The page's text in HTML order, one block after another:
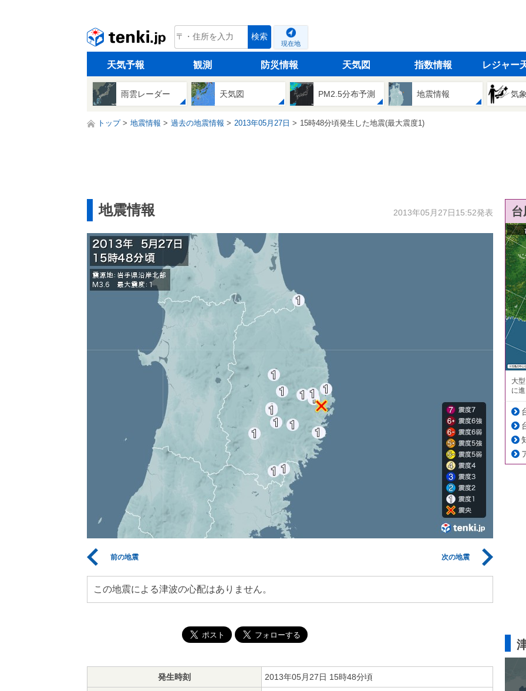
tenki.jp 検索
現在地
天気予報 観測 防災情報 天気図 指数情報 レジャー
雨雲レーダー 天気図 PM2.5分布予測 地震情報 気
トップ 地震情報 過去の地震情報 2013年05月27日 15時48分頃発生した地震(最大震度1)
地震情報 2013年05月27日15:52発表
前の地震 次の地震
この地震による津波の心配はありません。
発生時刻 2013年05月27日 15時48分頃
大
に